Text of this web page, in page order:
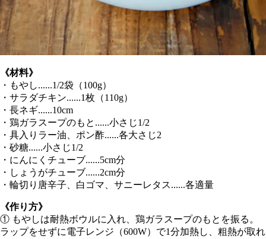
《材料》
・もやし......1/2袋（100g）
・サラダチキン......1枚（110g）
・長ネギ......10cm
・鶏ガラスープのもと......小さじ1/2
・具入りラー油、ポン酢......各大さじ2
・砂糖......小さじ1/2
・にんにくチューブ......5cm分
・しょうがチューブ......2cm分
・輪切り唐辛子、白ゴマ、サニーレタス......各適量
《作り方》
① もやしは耐熱ボウルに入れ、鶏ガラスープのもとを振る。
ラップをせずに電子レンジ（600W）で1分加熱し、粗熱が取れ